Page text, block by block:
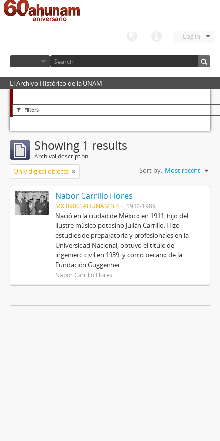
Log in
El Archivo Histórico de la UNAM
Filters
Showing 1 results
Archival description
Only digital objects Sort by: Most recent
Nabor Carrillo Flores
MX 09003AHUNAM 3.4 1932-1989
Nació en la ciudad de México en 1911, hijo del
ilustre músico potosino Julián Carrillo. Hizo
estudios de preparatoria y profesionales en la
Universidad Nacional, obtuvo el título de
ingeniero civil en 1939, y como becario de la
Fundación Guggenhei...
Nabor Carrillo Flores